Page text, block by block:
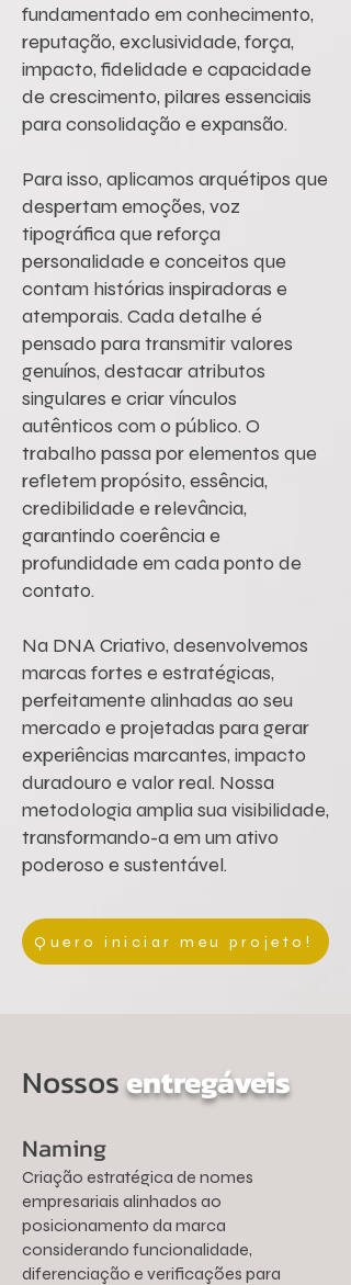
fundamentado em conhecimento,
reputação, exclusividade, força,
impacto, fidelidade e capacidade
de crescimento, pilares essenciais
para consolidação e expansão.
Para isso, aplicamos arquétipos que
despertam emoções, voz
tipográfica que reforça
personalidade e conceitos que
contam histórias inspiradoras e
atemporais. Cada detalhe é
pensado para transmitir valores
genuínos, destacar atributos
singulares e criar vínculos
autênticos com o público. O
trabalho passa por elementos que
refletem propósito, essência,
credibilidade e relevância,
garantindo coerência e
profundidade em cada ponto de
contato.
Na DNA Criativo, desenvolvemos
marcas fortes e estratégicas,
perfeitamente alinhadas ao seu
mercado e projetadas para gerar
experiências marcantes, impacto
duradouro e valor real. Nossa
metodologia amplia sua visibilidade,
transformando-a em um ativo
poderoso e sustentável.
Quero iniciar meu projeto!
Nossosentregáveis
Naming
Criação estratégica de nomes
empresariais alinhados ao
posicionamento da marca
considerando funcionalidade,
diferenciação e verificações para